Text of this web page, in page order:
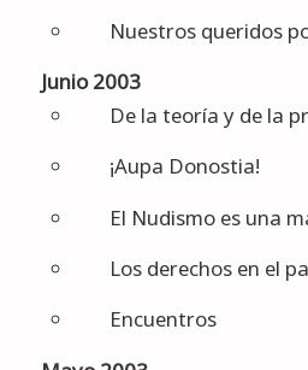
Nuestros queridos
Junio 2003
De la teoría y de la
¡Aupa Donostia!
El Nudismo es una
Los derechos en el
Encuentros